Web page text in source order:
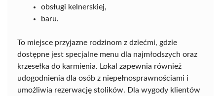
obsługi kelnerskiej,
baru.
To miejsce przyjazne rodzinom z dziećmi, gdzie
dostępne jest specjalne menu dla najmłodszych oraz
krzesełka do karmienia. Lokal zapewnia również
udogodnienia dla osób z niepełnosprawnościami i
umożliwia rezerwację stolików. Dla wygody klientów